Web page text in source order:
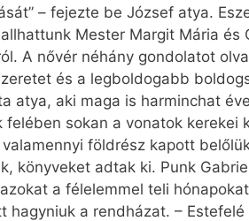
– fejezte be József atya.
Mester Margit Mária
A nővér néhány gondolatot
és a legboldogabb
atya, aki maga is harminchat
felében sokan a vonatok
földrész kapott
könyveket adtak ki. Punk
a félelemmel teli
hagyniuk a rendházat. –